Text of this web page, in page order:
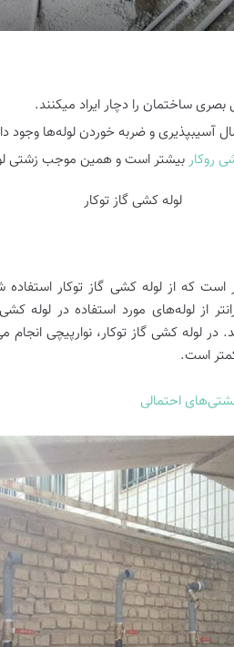
بصری ساختمان را دچار ایراد میکنند.
آسیبپذیری و ضربه خوردن لوله‌ها وجود
روکاربیشتر است و همین موجب زشتی
که از لوله کشی گاز توکار استفاده
از لوله‌های مورد استفاده در
در لوله کشی گاز توکار، نوارپیچی
است.
احتمالی